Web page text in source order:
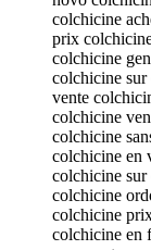
colchicine
prix
colchicine
colchicine
vente
colchicine
colchicine
colchicine en
colchicine sur
colchicine
colchicine
colchicine en